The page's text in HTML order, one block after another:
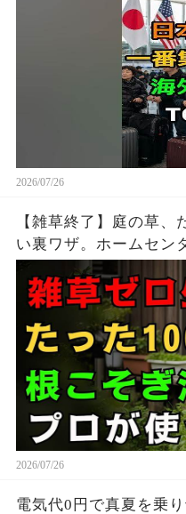
2026/07/26
【雑草終了】庭の草
い裏ワザ。ホームセン
の天然除草剤の作り方 | 雑草対策 | 安全な除草方法
| シニア 園芸
2026/07/26
電気代0円で真夏を乗